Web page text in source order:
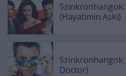
(Hayatimin Aski)
Doctor)